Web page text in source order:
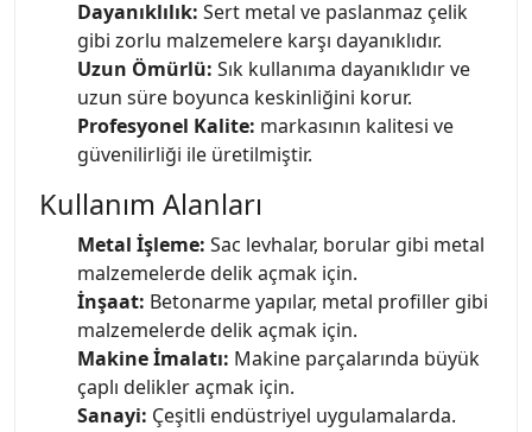
Dayanıklılık: Sert metal ve paslanmaz çelik
gibi zorlu malzemelere karşı dayanıklıdır.
Uzun Ömürlü: Sık kullanıma dayanıklıdır ve
uzun süre boyunca keskinliğini korur.
Profesyonel Kalite: markasının kalitesi ve
güvenilirliği ile üretilmiştir.
Kullanım Alanları
Metal İşleme: Sac levhalar, borular gibi metal
malzemelerde delik açmak için.
İnşaat: Betonarme yapılar, metal profiller gibi
malzemelerde delik açmak için.
Makine İmalatı: Makine parçalarında büyük
çaplı delikler açmak için.
Sanayi: Çeşitli endüstriyel uygulamalarda.